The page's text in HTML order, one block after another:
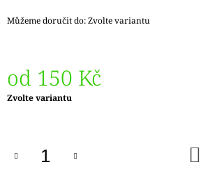
Můžeme doručit do:Zvolte variantu
od 150 Kč
Měrná
Zvolte variantu